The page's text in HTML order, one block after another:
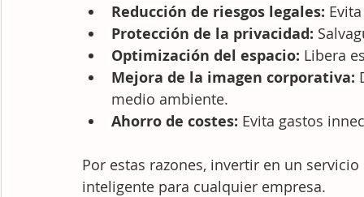
Reducción de riesgos legales:
Protección de la privacidad:
Optimización del espacio: Libera
Mejora de la imagen corporativa:
medio ambiente.
Ahorro de costes: Evita gastos
Por estas razones, invertir en un
inteligente para cualquier empresa.